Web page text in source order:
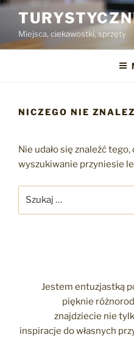
Przejdź
treściMiejsca, ciekawostki, sprzęty
NICZEGO NIE
Nie udało się znaleźć
wyszukiwanie przyniesie
Jestem entuzjastką
pięknie
znajdziecie nie
inspiracje do własnych